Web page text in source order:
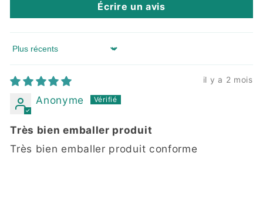
Écrire un avis
Sort by
il y a 2 mois
Anonyme
Très bien emballer produit
Très bien emballer produit conforme